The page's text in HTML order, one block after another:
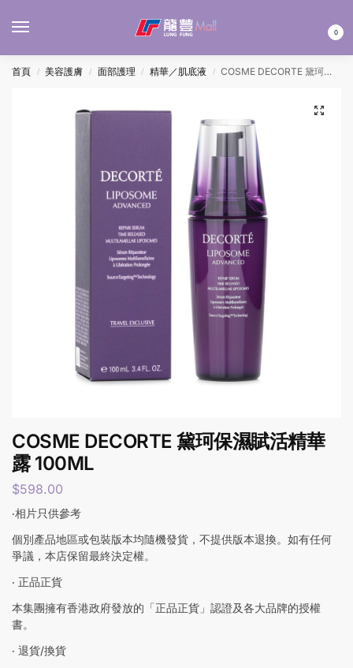
0
首頁 / 美容護膚 / 面部護理 / 精華／肌底液 / COSME DECORTE 黛珂保濕賦活精華露 100ML
COSME DECORTE 黛珂保濕賦活精華
露 100ML
$598.00
‧相片只供參考
個別產品地區或包裝版本均隨機發貨，不提供版本退換。如有任何
爭議，本店保留最終決定權。
‧ 正品正貨
本集團擁有香港政府發放的「正品正貨」認證及各大品牌的授權
書。
‧ 退貨/換貨